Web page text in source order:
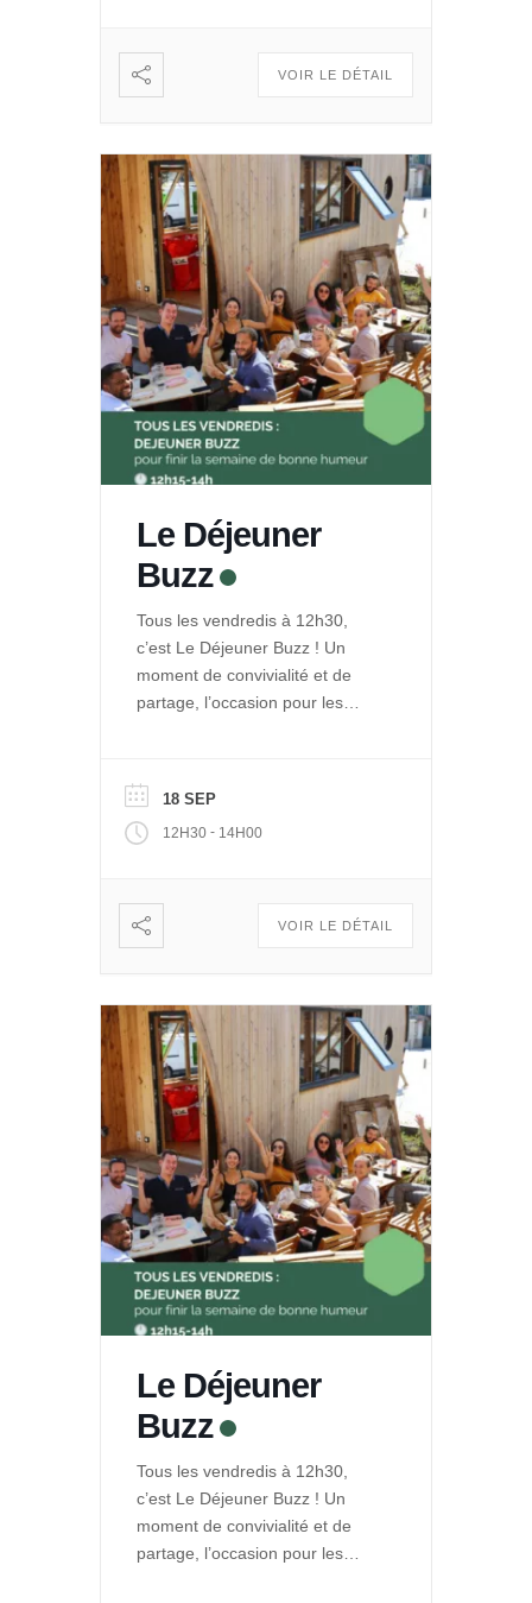
: […]
VOIR LE DÉTAIL
Le Déjeuner
Buzz
Tous les vendredis à 12h30,
c’est Le Déjeuner Buzz ! Un
moment de convivialité et de
partage, l’occasion pour les
autour d’un repas. Et pour le
public de découvrir les projets
engagés qui se développent
: […]
18 SEP
12H30 - 14H00
VOIR LE DÉTAIL
Le Déjeuner
Buzz
Tous les vendredis à 12h30,
c’est Le Déjeuner Buzz ! Un
moment de convivialité et de
partage, l’occasion pour les